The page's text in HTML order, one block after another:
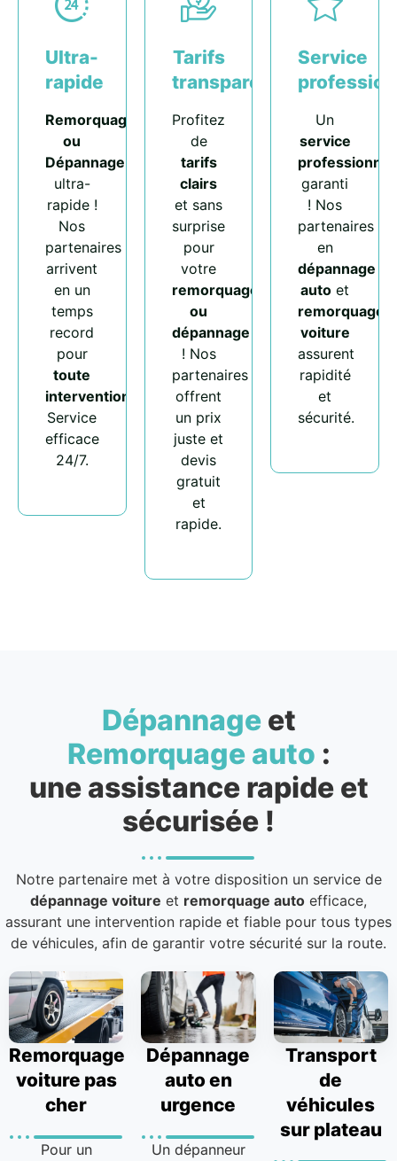
Ultra-
rapide
Remorquage
ou
Dépannage
ultra-
rapide !
Nos
partenaires
arrivent
en un
temps
record
pour
toute
intervention
Service
efficace
24/7.
Tarifs
transparents
Profitez
de
tarifs
clairs
et sans
surprise
pour
votre
remorquage
ou
dépannage
! Nos
partenaires
offrent
un prix
juste et
devis
gratuit
et
rapide.
Service
Un
service
professionnel
garanti
! Nos
partenaires
en
dépannage
auto et
remorquage
voiture
assurent
rapidité
et
sécurité.
Dépannageet
Remorquage auto :
une assistance rapide et
sécurisée !
Notre partenaire met à votre disposition un service de
dépannage voiture et remorquage auto efficace,
assurant une intervention rapide et fiable pour tous types
de véhicules, afin de garantir votre sécurité sur la route.
Remorquage
voiture pas
cher
Pour un
Dépannage
auto en
urgence
Un dépanneur
Transport
de
véhicules
sur plateau